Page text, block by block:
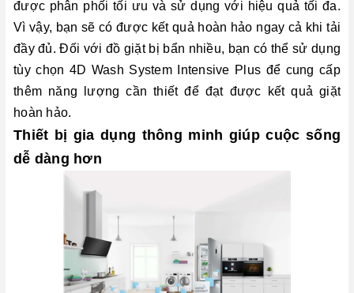
được phân phối tối ưu và sử dụng với hiệu quả tối đa.
Vì vậy, bạn sẽ có được kết quả hoàn hảo ngay cả khi tải
đầy đủ. Đối với đồ giặt bị bẩn nhiều, bạn có thể sử dụng
tùy chọn 4D Wash System Intensive Plus để cung cấp
thêm năng lượng cần thiết để đạt được kết quả giặt
hoàn hảo.
Thiết bị gia dụng thông minh giúp cuộc sống
dễ dàng hơn